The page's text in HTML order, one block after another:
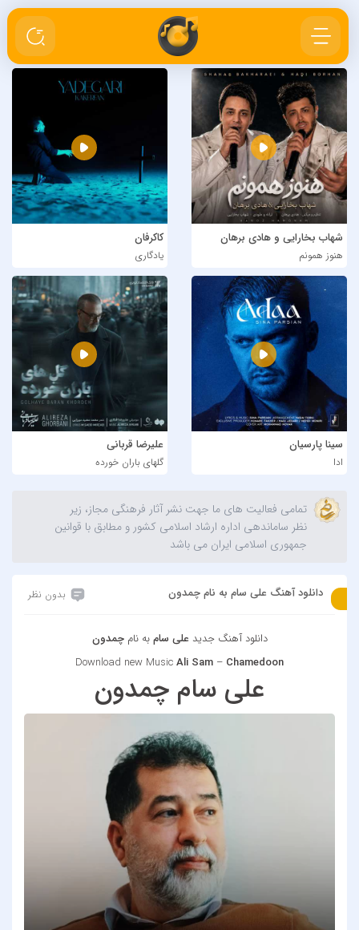
شهاب بخارایی و هادی برهان
هنوز همونم
کاکرفان
یادگاری
سینا پارسیان
ادا
علیرضا قربانی
گلهای باران خورده
تمامی فعالیت های ما جهت نشر آثار فرهنگی مجاز، زیر
نظر ساماندهی اداره ارشاد اسلامی کشور و مطابق با قوانین
جمهوری اسلامی ایران می باشد
دانلود آهنگ علی سام به نام چمدون بدون نظر
دانلود آهنگ جدید علی سامبه نامچمدون
Download new MusicAli Sam – Chamedoon
علی سام چمدون